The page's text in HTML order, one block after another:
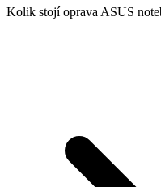
Kolik stojí oprava ASUS